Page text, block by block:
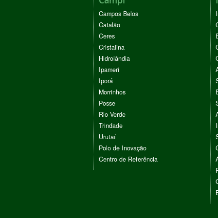
Campos Belos
Catalão
Ceres
Cristalina
Hidrolândia
Ipameri
Iporá
Morrinhos
Posse
Rio Verde
Trindade
Urutaí
Polo de Inovação
Centro de Referência